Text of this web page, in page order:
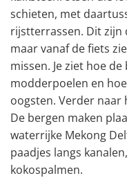
schieten, met
rijstterrassen. Dit zijn
maar vanaf de fiets
missen. Je ziet hoe
modderpoelen en
oogsten. Verder
De bergen maken
waterrijke Mekong
paadjes langs
kokospalmen.